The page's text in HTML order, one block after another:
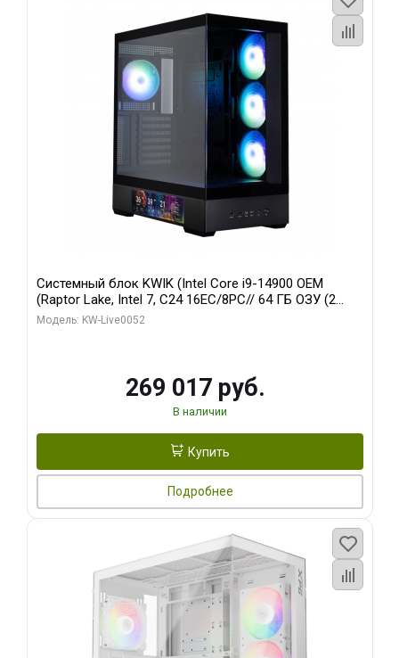
Системный блок KWIK (Intel Core i9-14900 OEM
(Raptor Lake, Intel 7, C24 16EC/8PC// 64 ГБ ОЗУ (2
модуля)/ Palit RTX5080 GAMINGPRO OC 16GB GDDR7
Модель: KW-Live0052
269 017 руб.
В наличии
Купить
Подробнее